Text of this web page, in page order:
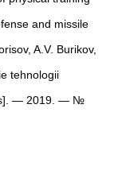
and missile
A.V. Burikov,
tehnologii
— 2019. — №